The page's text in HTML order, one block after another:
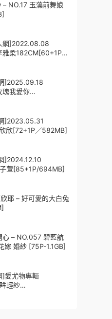
NO.17 玉藻前舞娘
網]2022.08.08
柔182CM[60+1P／
]2025.09.18
瑰我愛你
]2023.05.31
欣[72+1P／582MB]
]2024.12.10
萱[85+1P/694MB]
耶 – 好可愛的大白兔
心 – NO.057 碧藍航
嫁 婚紗 [75P-1.1GB]
]愛尤物專輯
輕紗